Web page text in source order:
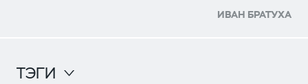
ИВАН БРАТУХА
ТЭГИ